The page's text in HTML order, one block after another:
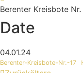
Berenter Kreisbote Nr.
Date
04.01.24
Berenter-Kreisbote-Nr.-17